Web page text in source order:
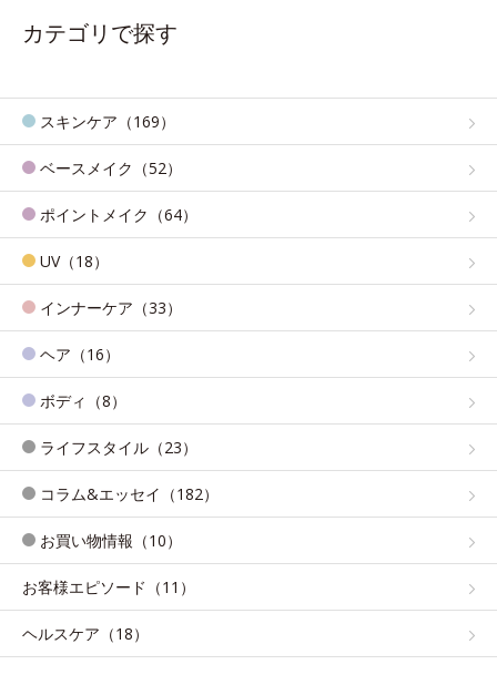
カテゴリで探す
スキンケア（169）
ベースメイク（52）
ポイントメイク（64）
UV（18）
インナーケア（33）
ヘア（16）
ボディ（8）
ライフスタイル（23）
コラム&エッセイ（182）
お買い物情報（10）
お客様エピソード（11）
ヘルスケア（18）